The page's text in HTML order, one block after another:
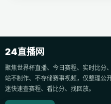
24直播网
聚焦世界杯直播、今日赛程、实时比分
站不制作、不存储赛事视频，仅整理公
迷快速查赛程、看比分、找回放。